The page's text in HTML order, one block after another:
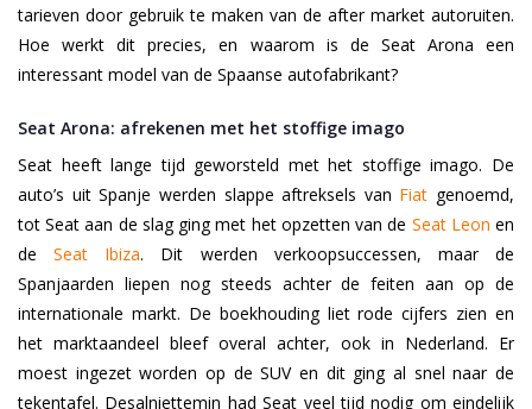
tarieven door gebruik te maken van de after market autoruiten.
Hoe werkt dit precies, en waarom is de Seat Arona een
interessant model van de Spaanse autofabrikant?
Seat Arona: afrekenen met het stoffige imago
Seat heeft lange tijd geworsteld met het stoffige imago. De
auto’s uit Spanje werden slappe aftreksels van Fiat genoemd,
tot Seat aan de slag ging met het opzetten van de Seat Leon en
deSeat Ibiza. Dit werden verkoopsuccessen, maar de
Spanjaarden liepen nog steeds achter de feiten aan op de
internationale markt. De boekhouding liet rode cijfers zien en
het marktaandeel bleef overal achter, ook in Nederland. Er
moest ingezet worden op de SUV en dit ging al snel naar de
tekentafel. Desalniettemin had Seat veel tijd nodig om eindelijk